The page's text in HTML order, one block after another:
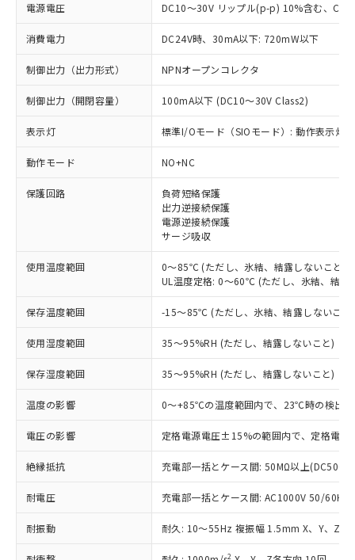
電源電圧 DC10～30V リップル(p-p) 10%含む、
消費電力 DC24V時、30mA以下: 720mW以下
制御出力（出力形式） NPNオープンコレクタ
制御出力（開閉容量） 100mA以下 (DC10～30V Class2)
表示灯 標準I/Oモード（SIOモード）: 動作表示灯(
動作モード NO+NC
保護回路
負荷短絡保護
出力逆接続保護
電源逆接続保護
サージ吸収
使用温度範囲
0～85℃ (ただし、氷結、結露しないこと)
UL温度定格: 0～60℃ (ただし、氷結、結露
保存温度範囲 -15～85℃ (ただし、氷結、結露しないこと)
使用湿度範囲 35～95%RH (ただし、結露しないこと)
保存湿度範囲 35～95%RH (ただし、結露しないこと)
温度の影響 0～+85℃の温度範囲内で、23℃時の検出
電圧の影響 定格電源電圧±15%の範囲内で、定格電
絶縁抵抗 充電部一括とケース間: 50MΩ以上(DC500V
耐電圧 充電部一括とケース間: AC1000V 50/60Hz
耐振動 耐久: 10～55Hz 複振幅 1.5mm X、Y、Z各
2
ご利用条件
以下の条件をお読みいただき、同意のうえ
ご利用ください。
本サービスは、当社制御機器事業取扱
商品の当社在庫状況および標準価格
(税抜)を提供させていただくもので
当社制御機器事業取扱商品の中には、
本サービスの対象外となる商品もある
ことをご了承ください。
在庫状況および標準価格照会結果は、
記載している更新日時点での社内デー
タに基づき作成されるものであり、閲
覧された時点での実際の在庫および標
※1 対応状況
対応済み：EU RoHS指令（10物質）の
非含有に対応した製品が提供可能な商品で
対応予定：EU RoHS指令（10物質）の非含
有に対応した製品に切り替える予定のある
商品です。
対応予定なし：EU RoHS指令（10物質）の
非含有に非対応の商品で、対応品を出す予
定はありません。
調査・確認中：EU RoHS指令（10物質）の
非含有の対応状況を調査中または確認中の
商品です。
非該当品：ライセンス料など無形物で、有
害物質有無と関係のない商品です。
いたものが、含有品と判明した場合などや
むを得ず変更することがあります。
*EU RoHS指令（10物質）：
鉛(Pb) 1000ppm以下、 水銀(Hg) 1000ppm以下、 カド
ミウム(Cd) 100ppm以下、
※1 中国RoHS○×表
「○」：最大均質材料含有率が中国RoHSの
基準値以下であることを示します。
「×」：最大均質材料含有率が中国RoHSの
基準値を超えていることを示します。
い合わせください。
為替および外国貿易法に定める商品
（以下｢規制貨物等」という）を輸出
または国外への提供する場合は、日本
国政府の輸出許可(または役務取引許